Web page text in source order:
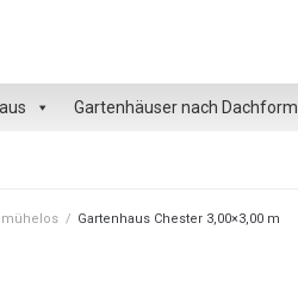
Gartenhäuser nach Dachform
mühelos / Gartenhaus Chester 3,00×3,00 m